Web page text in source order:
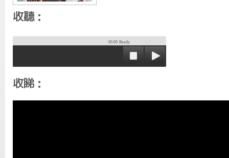
收聽：
00:00 Ready
收睇：